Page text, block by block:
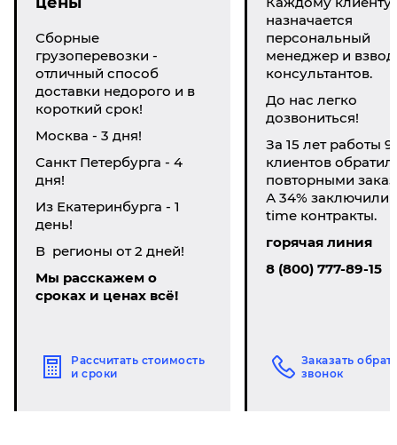
Сборные
грузоперевозки -
отличный способ
доставки недорого и в
короткий срок!
Москва - 3 дня!
Санкт Петербурга - 4
дня!
Из Екатеринбурга - 1
день!
В регионы от 2 дней!
Мы расскажем о
сроках и ценах всё!
Рассчитать стоимость
и сроки
назначается
персональный
менеджер и взвод
консультантов.
До нас легко
дозвониться!
За 15 лет работы
клиентов
повторными
А 34% заключили
time контракты.
горячая линия
8 (800) 777-89-15
Заказать
звонок